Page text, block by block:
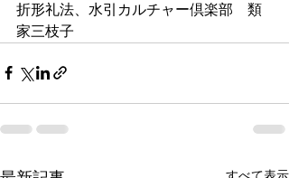
折形礼法、水引カルチャー倶楽部　類
家三枝子
すべて表示